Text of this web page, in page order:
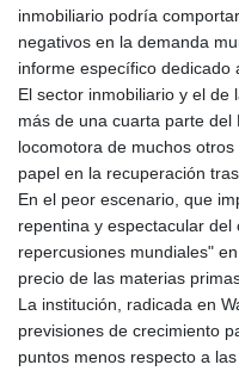
inmobiliario podría
negativos en la demanda
informe específico dedicado
El sector inmobiliario y el de
más de una cuarta parte del
locomotora de muchos
papel en la recuperación
En el peor escenario, que
repentina y espectacular
repercusiones mundiales"
precio de las materias
La institución, radicada en
previsiones de crecimiento
puntos menos respecto a